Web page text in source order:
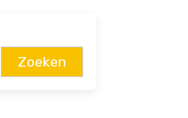
Zoeken